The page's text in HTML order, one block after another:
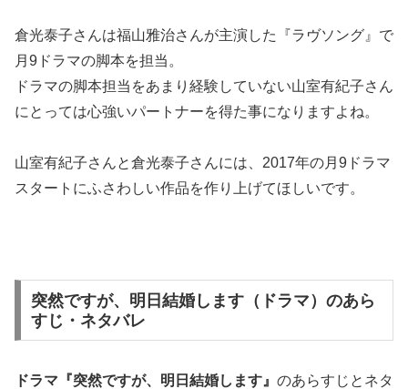
倉光泰子さんは福山雅治さんが主演した『ラヴソング』で
月9ドラマの脚本を担当。
ドラマの脚本担当をあまり経験していない山室有紀子さん
にとっては心強いパートナーを得た事になりますよね。
山室有紀子さんと倉光泰子さんには、2017年の月9ドラマ
スタートにふさわしい作品を作り上げてほしいです。
突然ですが、明日結婚します（ドラマ）のあら
すじ・ネタバレ
ドラマ『突然ですが、明日結婚します』 のあらすじとネタ